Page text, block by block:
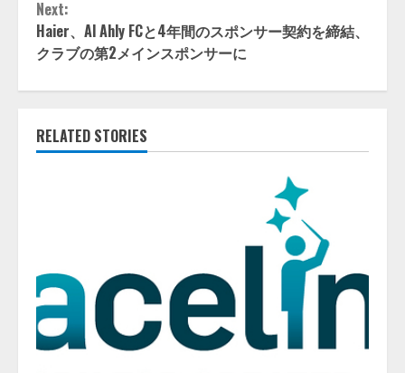
Next:
Haier、Al Ahly FCと4年間のスポンサー契約を締結、
クラブの第2メインスポンサーに
RELATED STORIES